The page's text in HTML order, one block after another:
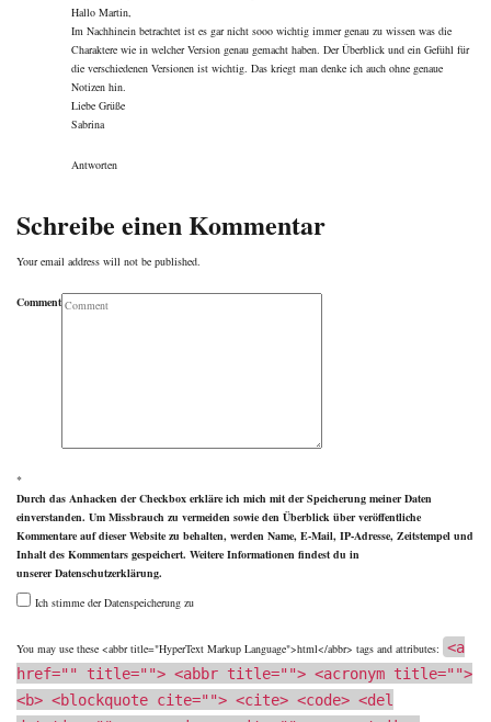
Hallo Martin,
Im Nachhinein betrachtet ist es gar nicht sooo wichtig immer genau zu wissen was die
Charaktere wie in welcher Version genau gemacht haben. Der Überblick und ein Gefühl für
die verschiedenen Versionen ist wichtig. Das kriegt man denke ich auch ohne genaue
Notizen hin.
Liebe Grüße
Sabrina
Antworten
Schreibe einen Kommentar
Your email address will not be published.
Comment
*
Durch das Anhacken der Checkbox erkläre ich mich mit der Speicherung meiner Daten
einverstanden. Um Missbrauch zu vermeiden sowie den Überblick über veröffentliche
Kommentare auf dieser Website zu behalten, werden Name, E-Mail, IP-Adresse, Zeitstempel und
Inhalt des Kommentars gespeichert. Weitere Informationen findest du in
unsererDatenschutzerklärung.
Ich stimme der Datenspeicherung zu
You may use these <abbr title="HyperText Markup Language">html</abbr> tags and attributes: <a
href="" title=""> <abbr title=""> <acronym title="">
<b> <blockquote cite=""> <cite> <code> <del